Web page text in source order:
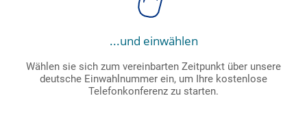
...und einwählen
Wählen sie sich zum vereinbarten Zeitpunkt über unsere
deutsche Einwahlnummer ein, um Ihre kostenlose
Telefonkonferenz zu starten.